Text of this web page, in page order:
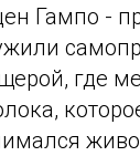
Гампо -
где